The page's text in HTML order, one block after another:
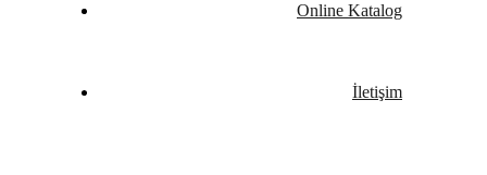
Online Katalog
İletişim